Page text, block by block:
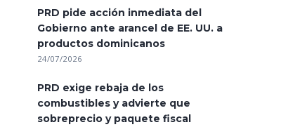
PRD pide acción inmediata del
Gobierno ante arancel de EE. UU. a
productos dominicanos
24/07/2026
PRD exige rebaja de los
combustibles y advierte que
sobreprecio y paquete fiscal